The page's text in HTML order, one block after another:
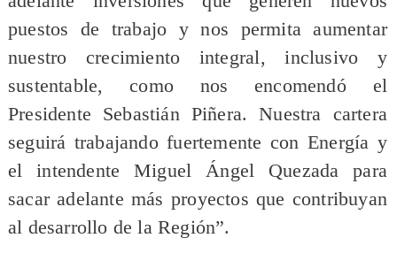
puestos de trabajo y nos permita aumentar
nuestro crecimiento integral, inclusivo y
sustentable, como nos encomendó el
Presidente Sebastián Piñera. Nuestra cartera
seguirá trabajando fuertemente con Energía y
el intendente Miguel Ángel Quezada para
sacar adelante más proyectos que contribuyan
al desarrollo de la Región”.